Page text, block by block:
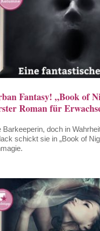
Fantasy! „Book of
Roman für
doch in Wahrheit
schickt sie in „Book of